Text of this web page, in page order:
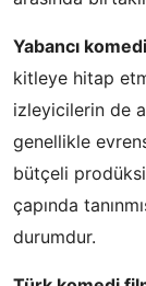
Yabancı
kitleye hitap
izleyicilerin de
genellikle
bütçeli
çapında
durumdur.